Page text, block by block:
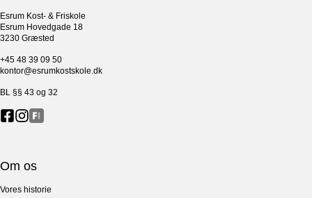
Esrum Kost- & Friskole
Esrum Hovedgade 18
3230 Græsted
+45 48 39 09 50
kontor@esrumkostskole.dk
BL §§ 43 og 32
Om os
Vores historie